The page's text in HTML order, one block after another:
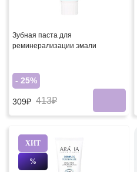
Зубная паста для
реминерализации эмали
- 25%
309₽ 413₽
ХИТ
%